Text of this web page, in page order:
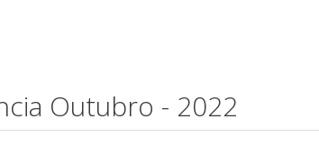
Outubro - 2022